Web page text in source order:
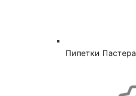
Пипетки Пастера